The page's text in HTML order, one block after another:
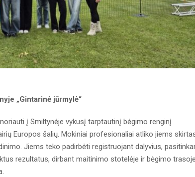
„Gintarinė jūrmylė“
į Smiltynėje vykusį tarptautinį bėgimo renginį
Europos šalių. Mokiniai profesionaliai atliko jiems
Jiems teko padirbėti registruojant dalyvius,
rezultatus, dirbant maitinimo stotelėje ir bėgimo